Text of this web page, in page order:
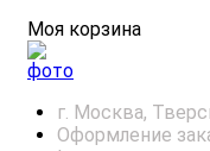
Моя корзина
г. Москва,
Оформление